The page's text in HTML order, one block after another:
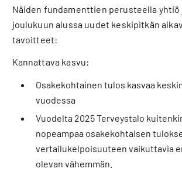
Näiden fundamenttien perusteella yhtiö
joulukuun alussa uudet keskipitkän
tavoitteet:
Kannattava kasvu:
Osakekohtainen tulos kasvaa
vuodessa
Vuodelta 2025 Terveystalo
nopeampaa osakekohtaisen
vertailukelpoisuuteen vaikuttavia
olevan vähemmän.